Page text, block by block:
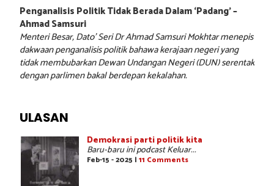
Penganalisis Politik Tidak Berada Dalam ‘Padang’ –
Ahmad Samsuri
Menteri Besar, Dato’ Seri Dr Ahmad Samsuri Mokhtar menepis
dakwaan penganalisis politik bahawa kerajaan negeri yang
tidak membubarkan Dewan Undangan Negeri (DUN) serentak
dengan parlimen bakal berdepan kekalahan.
ULASAN
Demokrasi parti politik kita
Baru-baru ini podcast Keluar...
Feb-15 - 2025 | 11 Comments